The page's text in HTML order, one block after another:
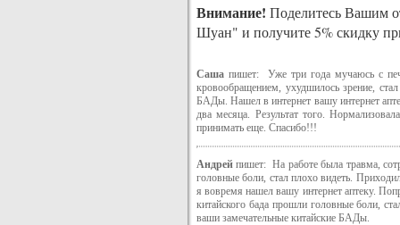
Внимание! Поделитесь Вашим
Шуан" и получите 5% скидку
Саша пишет: Уже три года мучаюсь с
кровообращением, ухудшилось зрение,
БАДы. Нашел в интернет вашу интернет
два месяца. Результат того.
принимать еще. Спасибо!!!
Андрей пишет: На работе была травма,
головные боли, стал плохо видеть.
я вовремя нашел вашу интернет аптеку.
китайского бада прошли головные боли,
ваши замечательные китайские БАДы.